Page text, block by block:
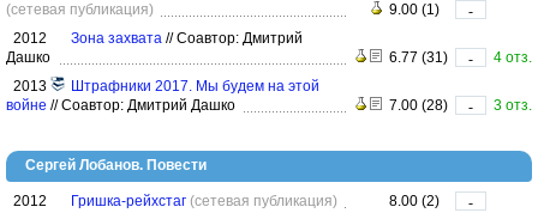
(сетевая публикация)
9.00 (1)
-
2012
Зона захвата //Соавтор: Дмитрий
Дашко
6.77 (31) -
4 отз.
2013
Штрафники 2017. Мы будем на этой
войне //Соавтор: Дмитрий Дашко 7.00 (28) - 3 отз.
Сергей Лобанов. Повести
2012 Гришка-рейхстаг (сетевая публикация) 8.00 (2) -